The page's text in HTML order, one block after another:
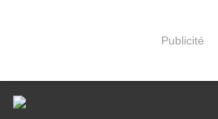
Publicité